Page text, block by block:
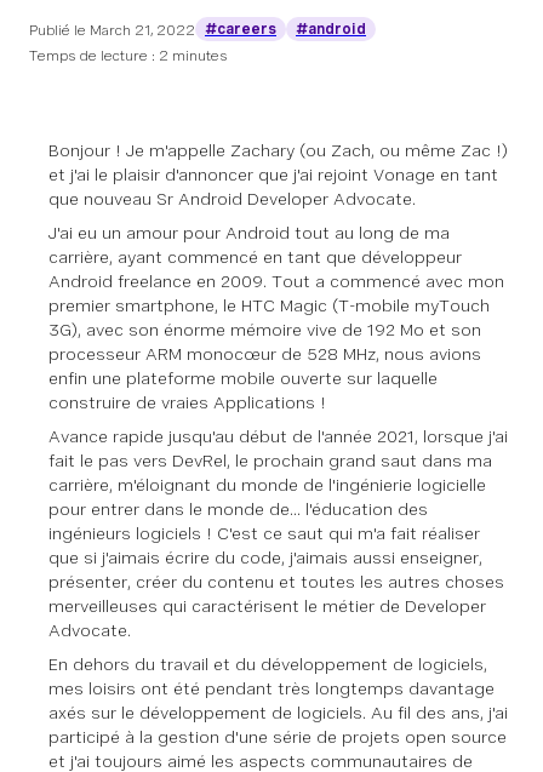
Publié le March 21, 2022 #careers
#android
Temps de lecture : 2 minutes
Bonjour ! Je m'appelle Zachary (ou Zach, ou même Zac !)
et j'ai le plaisir d'annoncer que j'ai rejoint Vonage en tant
que nouveau Sr Android Developer Advocate.
J'ai eu un amour pour Android tout au long de ma
carrière, ayant commencé en tant que développeur
Android freelance en 2009. Tout a commencé avec mon
premier smartphone, le HTC Magic (T-mobile myTouch
3G), avec son énorme mémoire vive de 192 Mo et son
processeur ARM monocœur de 528 MHz, nous avions
enfin une plateforme mobile ouverte sur laquelle
construire de vraies Applications !
Avance rapide jusqu'au début de l'année 2021, lorsque j'ai
fait le pas vers DevRel, le prochain grand saut dans ma
carrière, m'éloignant du monde de l'ingénierie logicielle
pour entrer dans le monde de... l'éducation des
ingénieurs logiciels ! C'est ce saut qui m'a fait réaliser
que si j'aimais écrire du code, j'aimais aussi enseigner,
présenter, créer du contenu et toutes les autres choses
merveilleuses qui caractérisent le métier de Developer
Advocate.
En dehors du travail et du développement de logiciels,
mes loisirs ont été pendant très longtemps davantage
axés sur le développement de logiciels. Au fil des ans, j'ai
participé à la gestion d'une série de projets open source
et j'ai toujours aimé les aspects communautaires de